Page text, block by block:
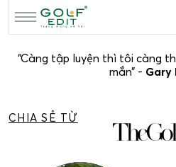
“Càng tập luyện thì tôi càng
mắn” - Gary
CHIA SẺ TỪ